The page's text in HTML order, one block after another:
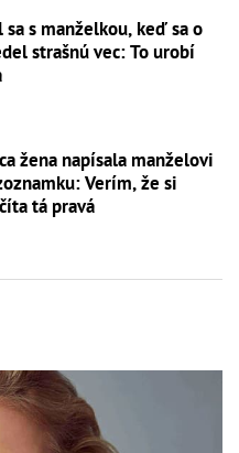
sa s manželkou, keď sa o
strašnú vec: To urobí
žena napísala manželovi
Verím, že si
tá pravá